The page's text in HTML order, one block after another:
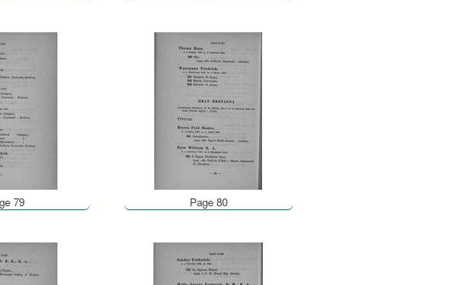
79 Page 80